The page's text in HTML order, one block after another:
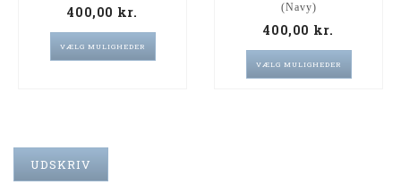
400,00 kr.
VÆLG MULIGHEDER
(Navy)
400,00 kr.
VÆLG MULIGHEDER
UDSKRIV